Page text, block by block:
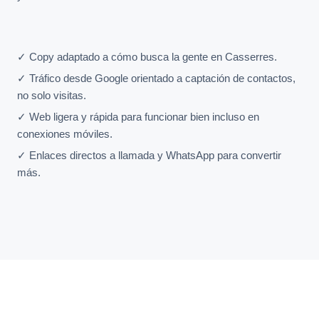
✓ Copy adaptado a cómo busca la gente en Casserres.
✓ Tráfico desde Google orientado a captación de contactos,
no solo visitas.
✓ Web ligera y rápida para funcionar bien incluso en
conexiones móviles.
✓ Enlaces directos a llamada y WhatsApp para convertir
más.